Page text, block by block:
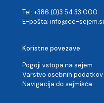
Tel: +386 (0)3 54 33 000
E-pošta: info@ce-sejem.si
Koristne povezave
Pogoji vstopa na sejem
Varstvo osebnih podatkov
Navigacija do sejmišča